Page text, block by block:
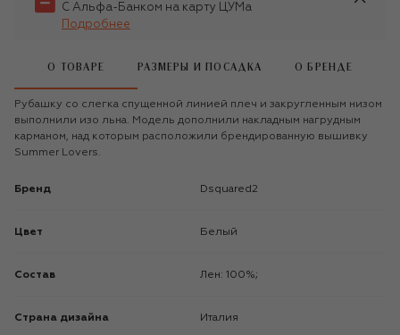
С Альфа-Банком на карту ЦУМа
Подробнее
О ТОВАРЕ РАЗМЕРЫ И ПОСАДКА О БРЕНДЕ
Рубашку со слегка спущенной линией плеч и закругленным низом
выполнили изо льна. Модель дополнили накладным нагрудным
карманом, над которым расположили брендированную вышивку
Summer Lovers.
Бренд Dsquared2
Цвет Белый
Состав Лен: 100%;
Страна дизайна Италия